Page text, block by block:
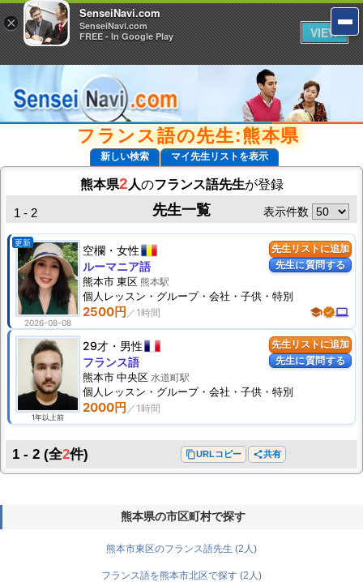
フランス語の先生:熊本県
新しい検索 マイ先生リストを表示
熊本県2 人のフランス語先生が登録
先生一覧
1 - 2 表示件数
先生リストに追加
先生に質問する
更新
2026-08-08
空欄 女性
2500円 schoolverifiedcomputer
ルーマニア語
熊本市 東区 熊本駅
個人 レッスン ・グループ・会社・子供・特別
先生リストに追加
先生に質問する
1年以上前
29才 男性
2000円
フランス語
熊本市 中央区 水道町駅
個人 レッスン ・グループ・会社・子供・特別
1 - 2 (全2件) content_copyURLコピー share共有
熊本県の市区町村で探す
熊本市東区のフランス語先生 (2人)
フランス語を熊本市北区で探す (2人)
×
SenseiNavi.com
SenseiNavi.com
FREE - In Google Play
VIEW
×
SenseiNavi.com
SenseiNavi.com
FREE - In Google Play
VIEW